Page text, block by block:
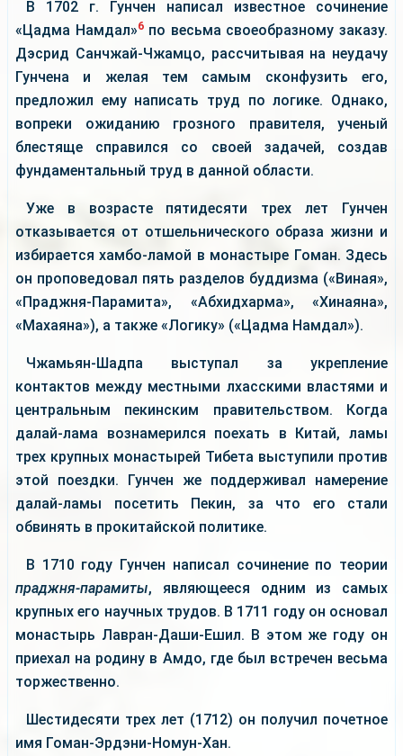
В 1702 г. Гунчен написал известное сочинение
«Цадма Намдал»6по весьма своеобразному заказу.
Дэсрид Санчжай-Чжамцо, рассчитывая на неудачу
Гунчена и желая тем самым сконфузить его,
предложил ему написать труд по логике. Однако,
вопреки ожиданию грозного правителя, ученый
блестяще справился со своей задачей, создав
фундаментальный труд в данной области.
Уже в возрасте пятидесяти трех лет Гунчен
отказывается от отшельнического образа жизни и
избирается хамбо-ламой в монастыре Гоман. Здесь
он проповедовал пять разделов буддизма («Виная»,
«Праджня-Парамита», «Абхидхарма», «Хинаяна»,
«Махаяна»), а также «Логику» («Цадма Намдал»).
Чжамьян-Шадпа выступал за укрепление
контактов между местными лхасскими властями и
центральным пекинским правительством. Когда
далай-лама вознамерился поехать в Китай, ламы
трех крупных монастырей Тибета выступили против
этой поездки. Гунчен же поддерживал намерение
далай-ламы посетить Пекин, за что его стали
обвинять в прокитайской политике.
В 1710 году Гунчен написал сочинение по теории
праджня-парамиты, являющееся одним из самых
крупных его научных трудов. В 1711 году он основал
монастырь Лавран-Даши-Ешил. В этом же году он
приехал на родину в Амдо, где был встречен весьма
торжественно.
Шестидесяти трех лет (1712) он получил почетное
имя Гоман-Эрдэни-Номун-Хан.